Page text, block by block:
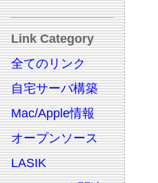
Link Category
全てのリンク
自宅サーバ構築
Mac/Apple情報
オープンソース
LASIK